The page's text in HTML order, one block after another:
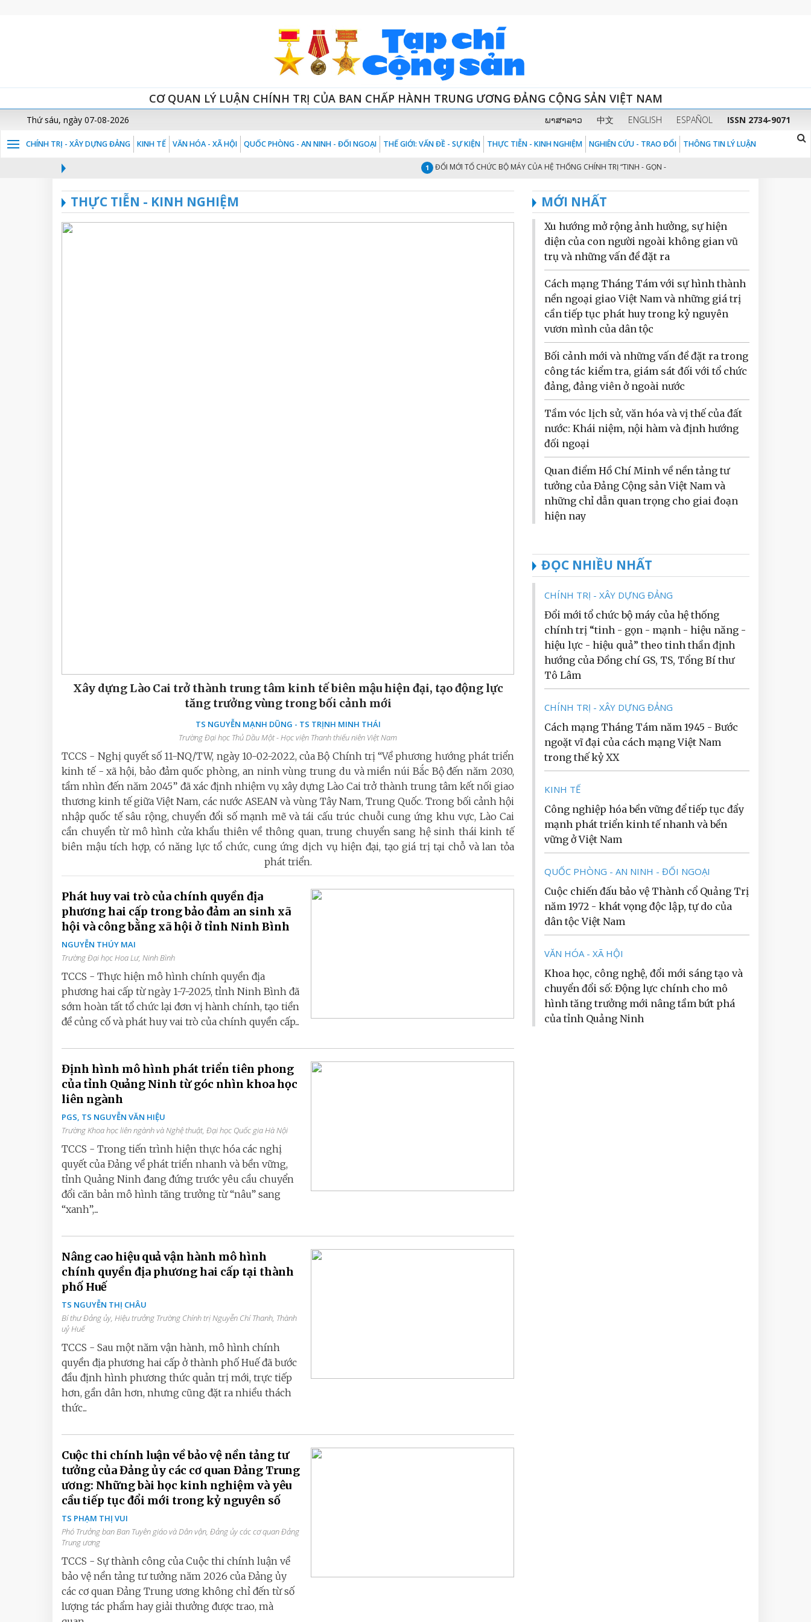
CƠ QUAN LÝ LUẬN CHÍNH TRỊ CỦA BAN CHẤP HÀNH TRUNG ƯƠNG ĐẢNG CỘNG SẢN VIỆT NAM
Thứ sáu, ngày 07-08-2026 ພາສາລາວ 中文 ENGLISH ESPAÑOL ISSN 2734-9071
CHÍNH TRỊ - XÂY DỰNG ĐẢNG KINH TẾ VĂN HÓA - XÃ HỘI QUỐC PHÒNG - AN NINH - ĐỐI NGOẠI THẾ GIỚI: VẤN ĐỀ - SỰ KIỆN THỰC TIỄN - KINH NGHIỆM NGHIÊN CỨU - TRAO ĐỔI THÔNG TIN LÝ LUẬN
ĐỔI MỚI TỔ CHỨC BỘ MÁY CỦA HỆ THỐNG CHÍNH TRỊ “TINH - GỌN - MẠNH - HIỆU NĂNG - HIỆU LỰC - HIỆU
THỰC TIỄN - KINH NGHIỆM
Xây dựng Lào Cai trở thành trung tâm kinh tế biên mậu hiện đại, tạo động lực
tăng trưởng vùng trong bối cảnh mới
TS NGUYỄN MẠNH DŨNG - TS TRỊNH MINH THÁI
Trường Đại học Thủ Dầu Một - Học viện Thanh thiếu niên Việt Nam
TCCS - Nghị quyết số 11-NQ/TW, ngày 10-02-2022, của Bộ Chính trị “Về phương hướng phát triển
kinh tế - xã hội, bảo đảm quốc phòng, an ninh vùng trung du và miền núi Bắc Bộ đến năm 2030,
tầm nhìn đến năm 2045” đã xác định nhiệm vụ xây dựng Lào Cai trở thành trung tâm kết nối giao
thương kinh tế giữa Việt Nam, các nước ASEAN và vùng Tây Nam, Trung Quốc. Trong bối cảnh hội
nhập quốc tế sâu rộng, chuyển đổi số mạnh mẽ và tái cấu trúc chuỗi cung ứng khu vực, Lào Cai
cần chuyển từ mô hình cửa khẩu thiên về thông quan, trung chuyển sang hệ sinh thái kinh tế
biên mậu tích hợp, có năng lực tổ chức, cung ứng dịch vụ hiện đại, tạo giá trị tại chỗ và lan tỏa
phát triển.
Phát huy vai trò của chính quyền địa
phương hai cấp trong bảo đảm an sinh xã
hội và công bằng xã hội ở tỉnh Ninh Bình
NGUYỄN THÚY MAI
Trường Đại học Hoa Lư, Ninh Bình
TCCS - Thực hiện mô hình chính quyền địa
phương hai cấp từ ngày 1-7-2025, tỉnh Ninh Bình đã
sớm hoàn tất tổ chức lại đơn vị hành chính, tạo tiền
đề củng cố và phát huy vai trò của chính quyền cấp...
Định hình mô hình phát triển tiên phong
của tỉnh Quảng Ninh từ góc nhìn khoa học
liên ngành
PGS, TS NGUYỄN VĂN HIỆU
Trường Khoa học liên ngành và Nghệ thuật, Đại học Quốc gia Hà Nội
TCCS - Trong tiến trình hiện thực hóa các nghị
quyết của Đảng về phát triển nhanh và bền vững,
tỉnh Quảng Ninh đang đứng trước yêu cầu chuyển
đổi căn bản mô hình tăng trưởng từ “nâu” sang
“xanh”,...
Nâng cao hiệu quả vận hành mô hình
chính quyền địa phương hai cấp tại thành
phố Huế
TS NGUYỄN THỊ CHÂU
Bí thư Đảng ủy, Hiệu trưởng Trường Chính trị Nguyễn Chí Thanh, Thành
uỷ Huế
TCCS - Sau một năm vận hành, mô hình chính
quyền địa phương hai cấp ở thành phố Huế đã bước
đầu định hình phương thức quản trị mới, trực tiếp
hơn, gần dân hơn, nhưng cũng đặt ra nhiều thách
thức...
Cuộc thi chính luận về bảo vệ nền tảng tư
tưởng của Đảng ủy các cơ quan Đảng Trung
ương: Những bài học kinh nghiệm và yêu
cầu tiếp tục đổi mới trong kỷ nguyên số
TS PHẠM THỊ VUI
Phó Trưởng ban Ban Tuyên giáo và Dân vận, Đảng ủy các cơ quan Đảng
Trung ương
TCCS - Sự thành công của Cuộc thi chính luận về
bảo vệ nền tảng tư tưởng năm 2026 của Đảng ủy
các cơ quan Đảng Trung ương không chỉ đến từ số
lượng tác phẩm hay giải thưởng được trao, mà
MỚI NHẤT
Xu hướng mở rộng ảnh hưởng, sự hiện
diện của con người ngoài không gian vũ
trụ và những vấn đề đặt ra
Cách mạng Tháng Tám với sự hình thành
nền ngoại giao Việt Nam và những giá trị
cần tiếp tục phát huy trong kỷ nguyên
vươn mình của dân tộc
Bối cảnh mới và những vấn đề đặt ra trong
công tác kiểm tra, giám sát đối với tổ chức
đảng, đảng viên ở ngoài nước
Tầm vóc lịch sử, văn hóa và vị thế của đất
nước: Khái niệm, nội hàm và định hướng
đối ngoại
Quan điểm Hồ Chí Minh về nền tảng tư
tưởng của Đảng Cộng sản Việt Nam và
những chỉ dẫn quan trọng cho giai đoạn
hiện nay
ĐỌC NHIỀU NHẤT
CHÍNH TRỊ - XÂY DỰNG ĐẢNG
Đổi mới tổ chức bộ máy của hệ thống
chính trị “tinh - gọn - mạnh - hiệu năng -
hiệu lực - hiệu quả” theo tinh thần định
hướng của Đồng chí GS, TS, Tổng Bí thư
Tô Lâm
CHÍNH TRỊ - XÂY DỰNG ĐẢNG
Cách mạng Tháng Tám năm 1945 - Bước
ngoặt vĩ đại của cách mạng Việt Nam
trong thế kỷ XX
KINH TẾ
Công nghiệp hóa bền vững để tiếp tục đẩy
mạnh phát triển kinh tế nhanh và bền
vững ở Việt Nam
QUỐC PHÒNG - AN NINH - ĐỐI NGOẠI
Cuộc chiến đấu bảo vệ Thành cổ Quảng Trị
năm 1972 - khát vọng độc lập, tự do của
dân tộc Việt Nam
VĂN HÓA - XÃ HỘI
Khoa học, công nghệ, đổi mới sáng tạo và
chuyển đổi số: Động lực chính cho mô
hình tăng trưởng mới nâng tầm bứt phá
của tỉnh Quảng Ninh